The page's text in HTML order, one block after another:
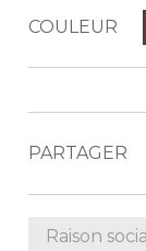
COULEUR
PARTAGER